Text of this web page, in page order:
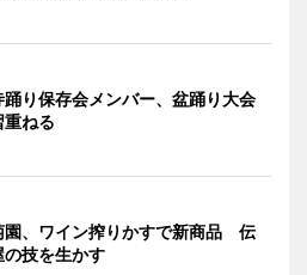
踊り保存会メンバー、盆踊り大会
ねる
園、ワイン搾りかすで新商品 伝
技を生かす